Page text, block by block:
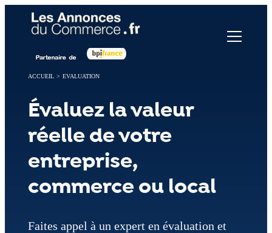
ACCUEIL > EVALUATION
Évaluez la valeur
réelle de votre
entreprise,
commerce ou local
Faites appel à un expert en évaluation et
Panneau de gestion des cookies